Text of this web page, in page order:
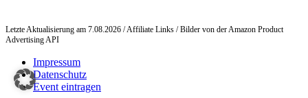
Letzte Aktualisierung am 7.08.2026 / Affiliate Links / Bilder von der Amazon Product
Advertising API
Impressum
Datenschutz
Event eintragen